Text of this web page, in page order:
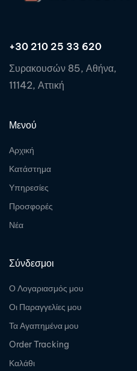
+30 210 25 33 620
Συρακουσών 85, Αθήνα,
11142, Αττική
Μενού
Αρχική
Κατάστημα
Υπηρεσίες
Προσφορές
Νέα
Σύνδεσμοι
Ο Λογαριασμός μου
Οι Παραγγελίες μου
Τα Αγαπημένα μου
Order Tracking
Καλάθι